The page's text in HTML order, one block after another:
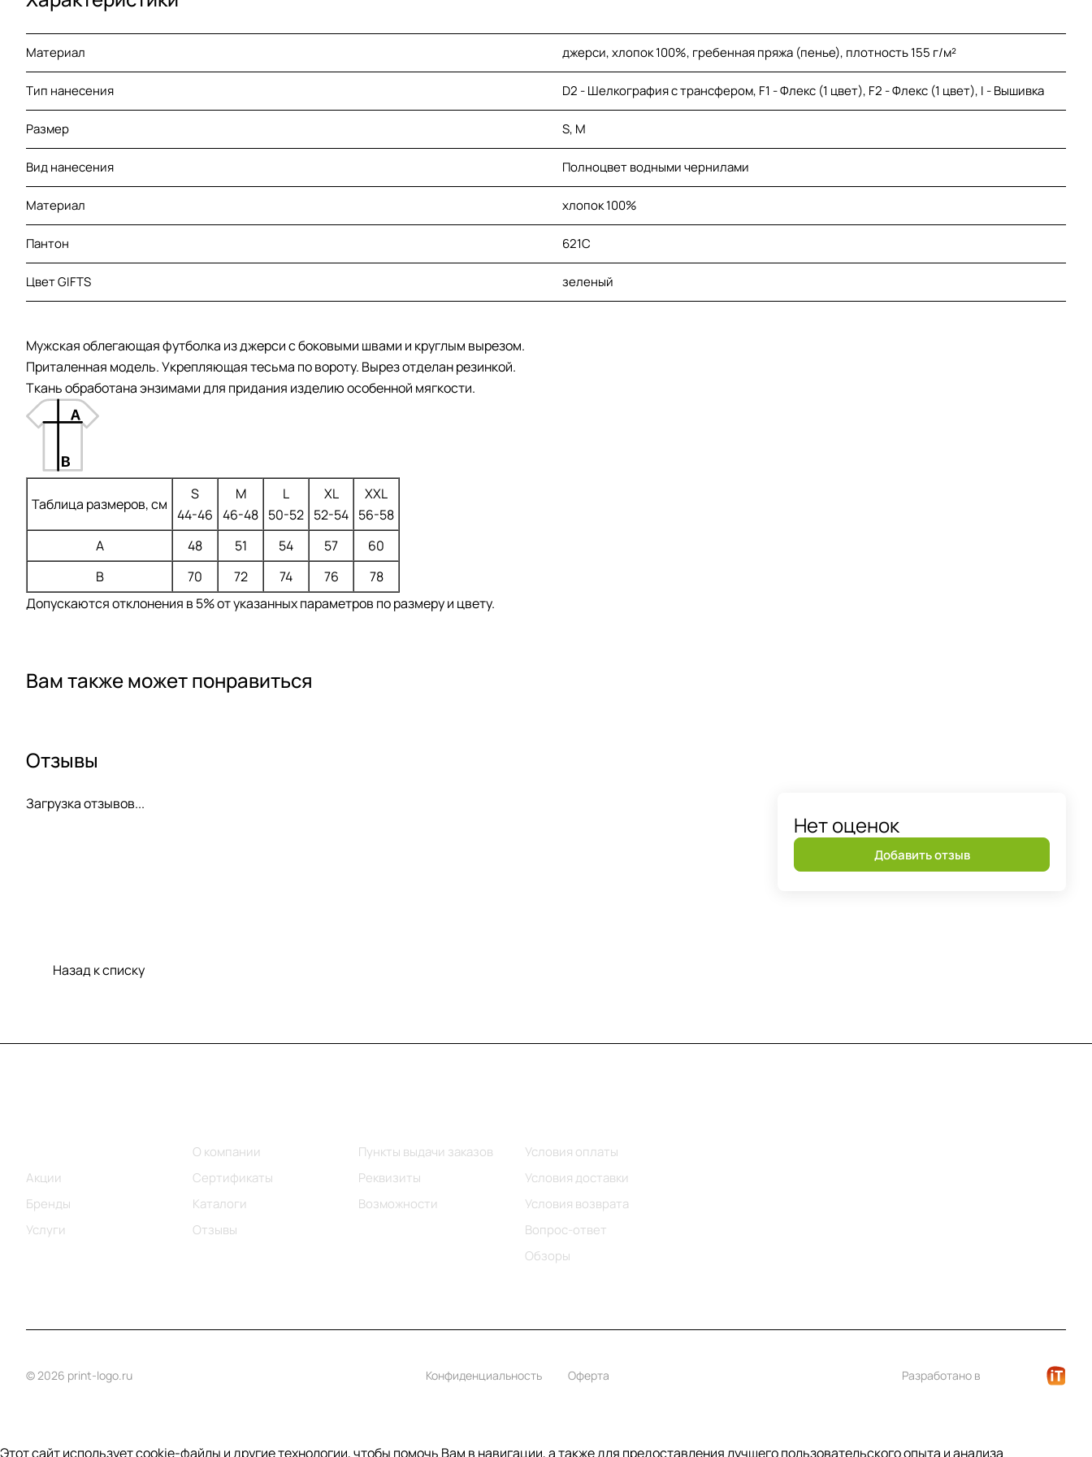
Материал джерси, хлопок 100%, гребенная пряжа (пенье), плотность 155 г/м²
Тип нанесения D2 - Шелкография с трансфером, F1 - Флекс (1 цвет), F2 - Флекс (1 цвет), I - Вышивка
Размер S, M
Вид нанесения Полноцвет водными чернилами
Материал хлопок 100%
Пантон 621C
Цвет GIFTS зеленый
Мужская облегающая футболка из джерси c боковыми швами и круглым вырезом.
Приталенная модель. Укрепляющая тесьма по вороту. Вырез отделан резинкой.
Ткань обработана энзимами для придания изделию особенной мягкости.
Таблица размеров, см
S
44-46
M
46-48
L
50-52
XL
52-54
XXL
56-58
A
48 51 54 57
60
B
70 72 74 76
78
Допускаются отклонения в 5% от указанных параметров по размеру и цвету.
Вам также может понравиться
Отзывы
Загрузка отзывов...
Нет оценок
Добавить отзыв
Назад к списку
Акции
Бренды
Услуги
О компании
Сертификаты
Каталоги
Отзывы
Пункты выдачи заказов
Реквизиты
Возможности
Условия оплаты
Условия доставки
Условия возврата
Вопрос-ответ
Обзоры
© 2026 print-logo.ru Конфиденциальность Оферта Разработано в
Этот сайт использует cookie-файлы и другие технологии, чтобы помочь Вам в навигации, а также для предоставления лучшего пользовательского опыта и анализа